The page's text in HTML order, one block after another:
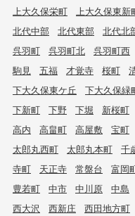
上大久保栄町
上大久保東新
北代中部
北代東部 北代北
呉羽町
呉羽町北 呉羽町西
駒見
五福 才覚寺 桜町
下大久保東ケ丘
下大久保緑
下新町
下野 下堀 新桜町
高内
高畠町 高屋敷 宝町
太郎丸西町
太郎丸本町 千
寺町
天正寺 常盤台 富岡
豊若町
中市 中川原 中島
西大沢
西新庄 西田地方町